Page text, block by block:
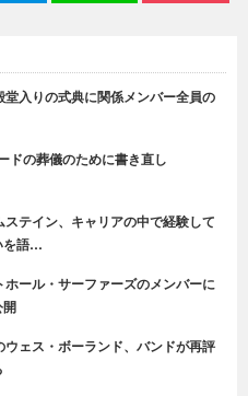
入りの式典に関係メンバー全員の
ドの葬儀のために書き直し
ステイン、キャリアの中で経験して
を語…
ホール・サーファーズのメンバーに
開
ウェス・ボーランド、バンドが再評